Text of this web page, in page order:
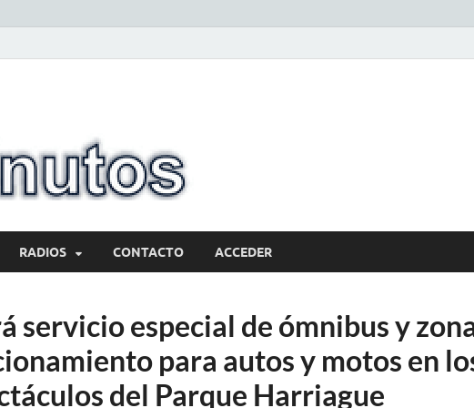
RADIOS CONTACTO ACCEDER
servicio especial de ómnibus y
para autos y motos en
del Parque Harriague